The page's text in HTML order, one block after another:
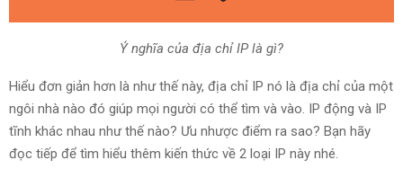
Ý nghĩa của địa chỉ IP là gì?
Hiểu đơn giản hơn là như thế này, địa chỉ IP nó là địa chỉ của một
ngôi nhà nào đó giúp mọi người có thể tìm và vào. IP động và IP
tĩnh khác nhau như thế nào? Ưu nhược điểm ra sao? Bạn hãy
đọc tiếp để tìm hiểu thêm kiến thức về 2 loại IP này nhé.